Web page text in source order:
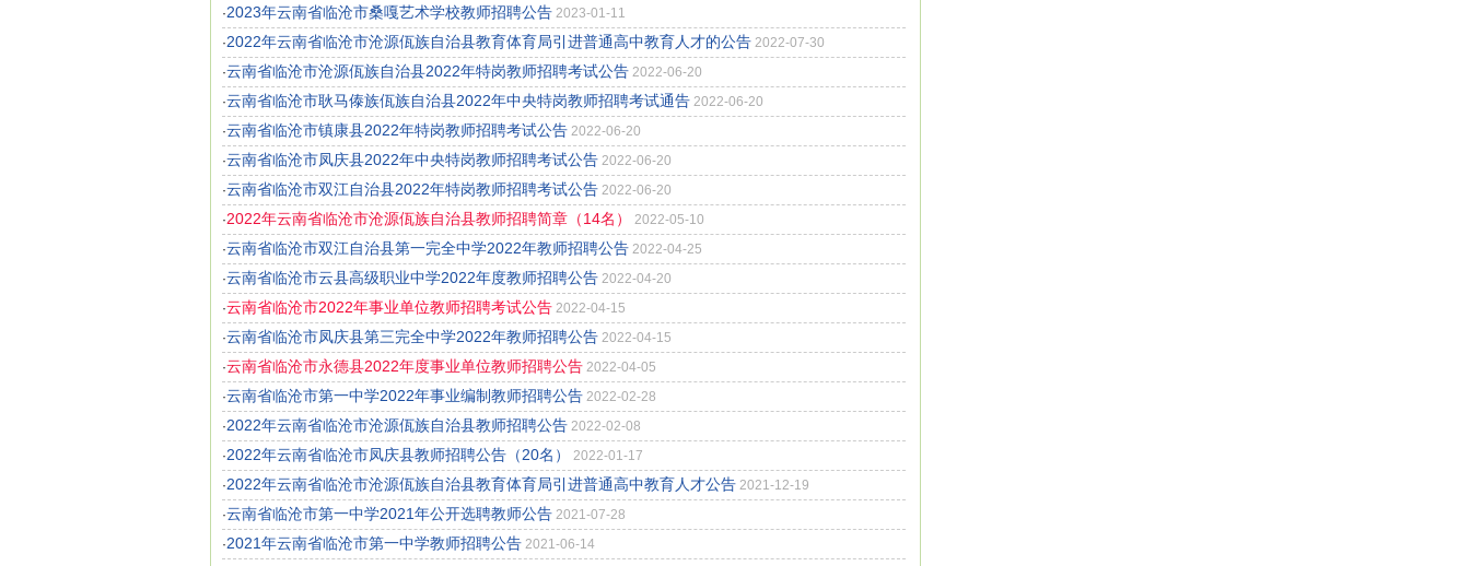
·2023年云南省临沧市桑嘎艺术学校教师招聘公告 2023-01-11
·2022年云南省临沧市沧源佤族自治县教育体育局引进普通高中教育人才的公告 2022-07-30
·云南省临沧市沧源佤族自治县2022年特岗教师招聘考试公告 2022-06-20
·云南省临沧市耿马傣族佤族自治县2022年中央特岗教师招聘考试通告 2022-06-20
·云南省临沧市镇康县2022年特岗教师招聘考试公告 2022-06-20
·云南省临沧市凤庆县2022年中央特岗教师招聘考试公告 2022-06-20
·云南省临沧市双江自治县2022年特岗教师招聘考试公告 2022-06-20
·2022年云南省临沧市沧源佤族自治县教师招聘简章（14名）
2022-05-10
·云南省临沧市双江自治县第一完全中学2022年教师招聘公告 2022-04-25
·云南省临沧市云县高级职业中学2022年度教师招聘公告 2022-04-20
·云南省临沧市2022年事业单位教师招聘考试公告 2022-04-15
·云南省临沧市凤庆县第三完全中学2022年教师招聘公告 2022-04-15
·云南省临沧市永德县2022年度事业单位教师招聘公告 2022-04-05
·云南省临沧市第一中学2022年事业编制教师招聘公告 2022-02-28
·2022年云南省临沧市沧源佤族自治县教师招聘公告 2022-02-08
·2022年云南省临沧市凤庆县教师招聘公告（20名）
2022-01-17
·2022年云南省临沧市沧源佤族自治县教育体育局引进普通高中教育人才公告 2021-12-19
·云南省临沧市第一中学2021年公开选聘教师公告 2021-07-28
·2021年云南省临沧市第一中学教师招聘公告 2021-06-14